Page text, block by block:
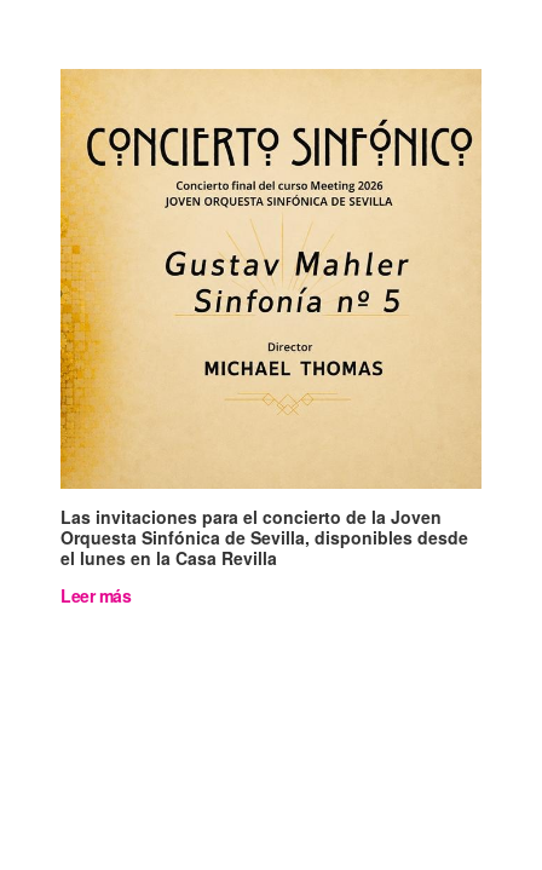
Las invitaciones para el concierto de la Joven
Orquesta Sinfónica de Sevilla, disponibles desde
el lunes en la Casa Revilla
Leer más